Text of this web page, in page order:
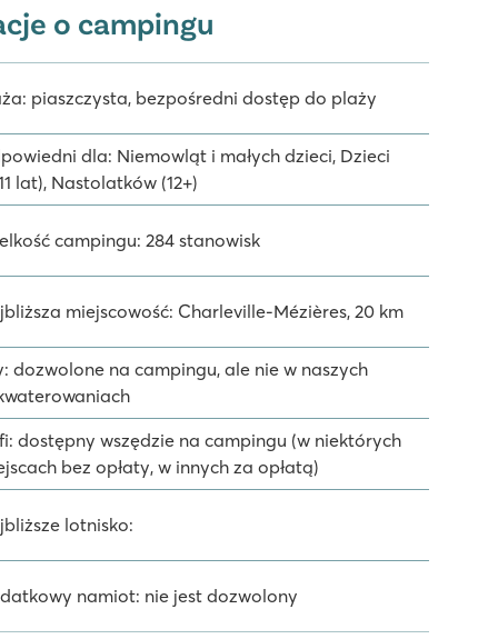
o campingu
piaszczysta, bezpośredni dostęp do plaży
dla: Niemowląt i małych dzieci, Dzieci
lat), Nastolatków (12+)
campingu: 284 stanowisk
miejscowość: Charleville-Mézières, 20 km
dozwolone na campingu, ale nie w naszych
dostępny wszędzie na campingu (w niektórych
bez opłaty, w innych za opłatą)
lotnisko:
namiot: nie jest dozwolony